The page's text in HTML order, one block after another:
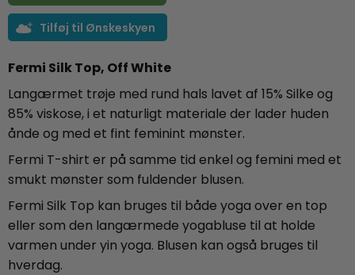
Tilføj til Ønskeskyen
Fermi Silk Top, Off White
Langærmet trøje med rund hals lavet af 15% Silke og
85% viskose, i et naturligt materiale der lader huden
ånde og med et fint feminint mønster.
Fermi T-shirt er på samme tid enkel og femini med et
smukt mønster som fuldender blusen.
Fermi Silk Top kan bruges til både yoga over en top
eller som den langærmede yogabluse til at holde
varmen under yin yoga. Blusen kan også bruges til
hverdag.